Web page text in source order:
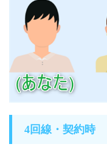
4回線・契約時